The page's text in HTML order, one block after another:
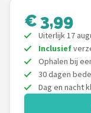
ABC Darts
Mission
Harrows
€ 3,99
Uiterlijk 17
Inclusief
Ophalen bij
30 dagen
Dag en nacht